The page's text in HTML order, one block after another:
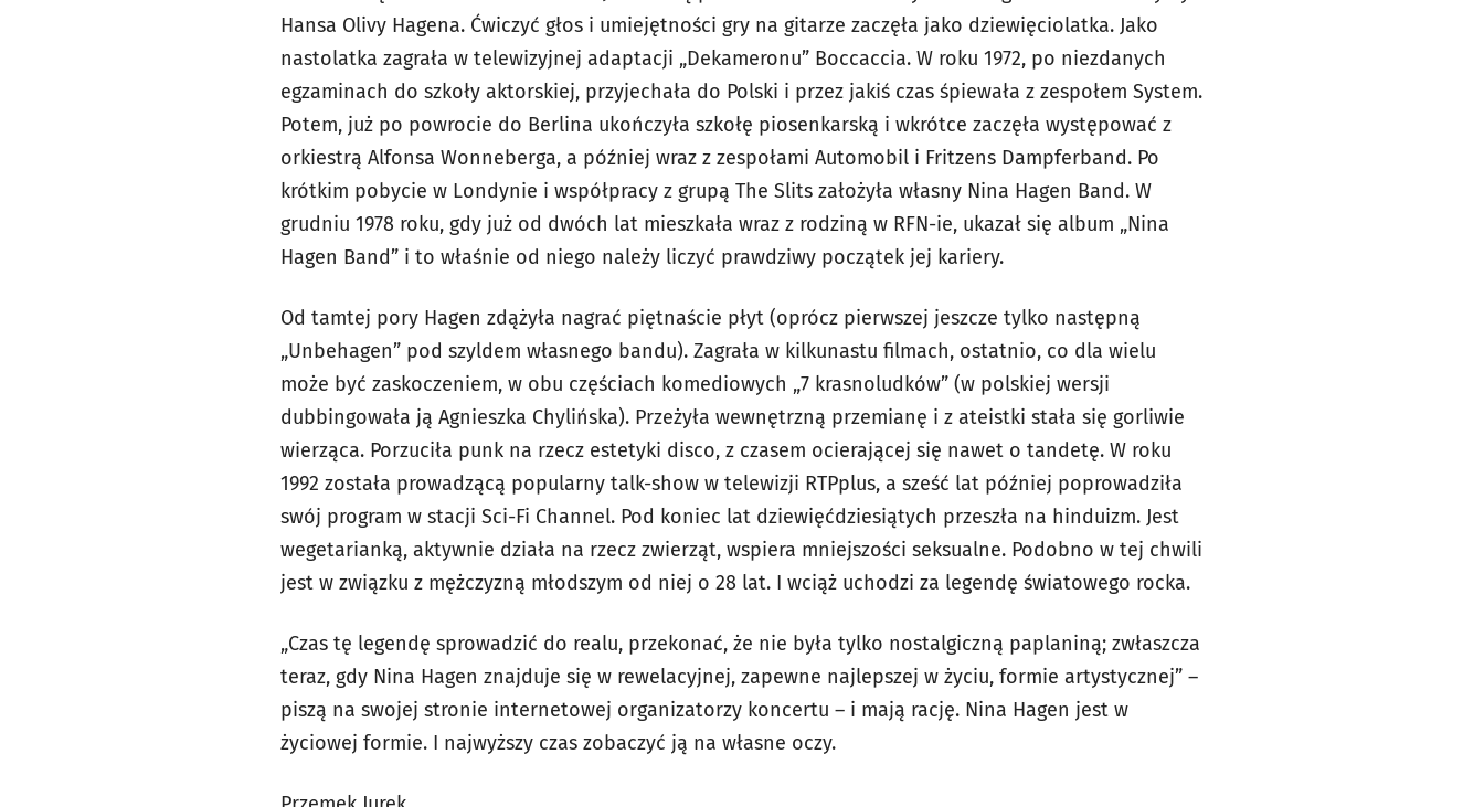
Hansa Olivy Hagena. Ćwiczyć głos i umiejętności gry na gitarze zaczęła jako dziewięciolatka. Jako
nastolatka zagrała w telewizyjnej adaptacji „Dekameronu” Boccaccia. W roku 1972, po niezdanych
egzaminach do szkoły aktorskiej, przyjechała do Polski i przez jakiś czas śpiewała z zespołem System.
Potem, już po powrocie do Berlina ukończyła szkołę piosenkarską i wkrótce zaczęła występować z
orkiestrą Alfonsa Wonneberga, a później wraz z zespołami Automobil i Fritzens Dampferband. Po
krótkim pobycie w Londynie i współpracy z grupą The Slits założyła własny Nina Hagen Band. W
grudniu 1978 roku, gdy już od dwóch lat mieszkała wraz z rodziną w RFN-ie, ukazał się album „Nina
Hagen Band” i to właśnie od niego należy liczyć prawdziwy początek jej kariery.
Od tamtej pory Hagen zdążyła nagrać piętnaście płyt (oprócz pierwszej jeszcze tylko następną
„Unbehagen” pod szyldem własnego bandu). Zagrała w kilkunastu filmach, ostatnio, co dla wielu
może być zaskoczeniem, w obu częściach komediowych „7 krasnoludków” (w polskiej wersji
dubbingowała ją Agnieszka Chylińska). Przeżyła wewnętrzną przemianę i z ateistki stała się gorliwie
wierząca. Porzuciła punk na rzecz estetyki disco, z czasem ocierającej się nawet o tandetę. W roku
1992 została prowadzącą popularny talk-show w telewizji RTPplus, a sześć lat później poprowadziła
swój program w stacji Sci-Fi Channel. Pod koniec lat dziewięćdziesiątych przeszła na hinduizm. Jest
wegetarianką, aktywnie działa na rzecz zwierząt, wspiera mniejszości seksualne. Podobno w tej chwili
jest w związku z mężczyzną młodszym od niej o 28 lat. I wciąż uchodzi za legendę światowego rocka.
„Czas tę legendę sprowadzić do realu, przekonać, że nie była tylko nostalgiczną paplaniną; zwłaszcza
teraz, gdy Nina Hagen znajduje się w rewelacyjnej, zapewne najlepszej w życiu, formie artystycznej” –
piszą na swojej stronie internetowej organizatorzy koncertu – i mają rację. Nina Hagen jest w
życiowej formie. I najwyższy czas zobaczyć ją na własne oczy.